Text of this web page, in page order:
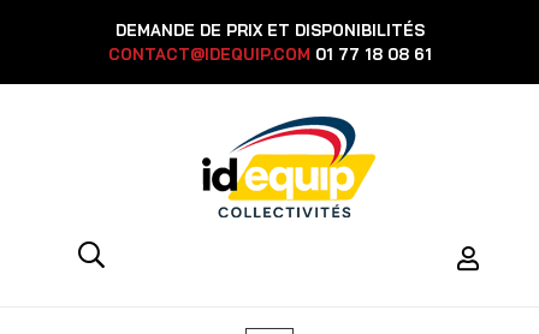
DEMANDE DE PRIX ET DISPONIBILITÉS
CONTACT@IDEQUIP.COM 01 77 18 08 61